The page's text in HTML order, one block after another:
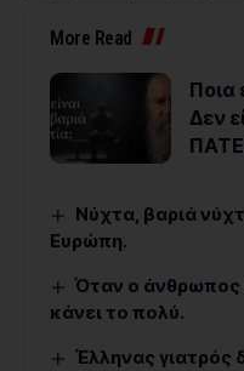
More Read
Ποια
Δεν
Νύχτα, βαριά
Ευρώπη.
Όταν ο άνθρωπος
κάνει το πολύ.
Έλληνας γιατρός